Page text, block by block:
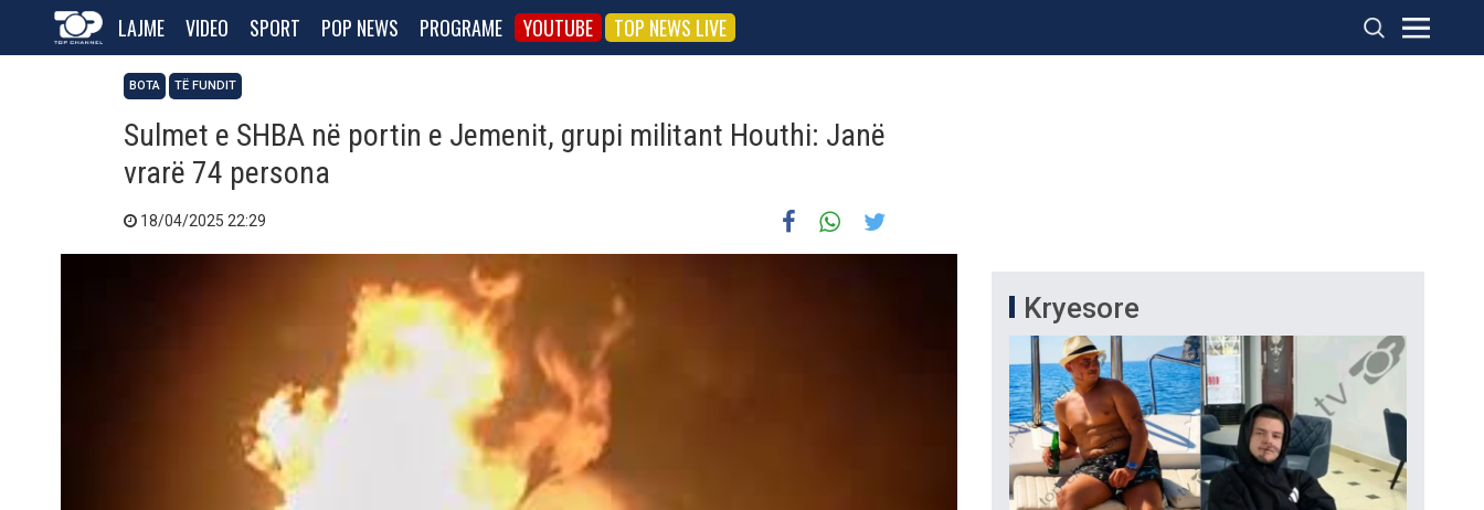
LAJME VIDEO SPORT POP NEWS PROGRAME YOUTUBE TOP NEWS LIVE
BOTA TË FUNDIT
Sulmet e SHBA në portin e Jemenit, grupi militant Houthi: Janë
vrarë 74 persona
18/04/2025 22:29
Kryesore